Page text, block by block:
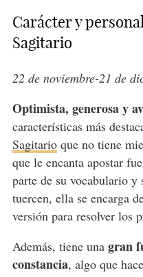
Carácter y
Sagitario
22 de noviembre-21 de
Optimista, generosa y
características más
Sagitarioque no tiene
que le encanta apostar
parte de su vocabulario y
tuercen, ella se encarga
versión para resolver los
Además, tiene una gran
constancia, algo que